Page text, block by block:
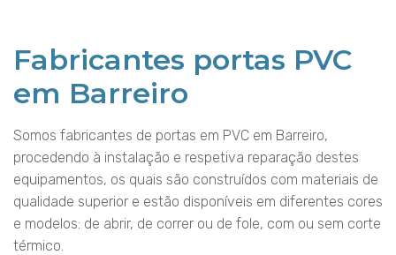
Fabricantes portas PVC
em Barreiro
Somos fabricantes de portas em PVC em Barreiro,
procedendo à instalação e respetiva reparação destes
equipamentos, os quais são construídos com materiais de
qualidade superior e estão disponíveis em diferentes cores
e modelos: de abrir, de correr ou de fole, com ou sem corte
térmico.